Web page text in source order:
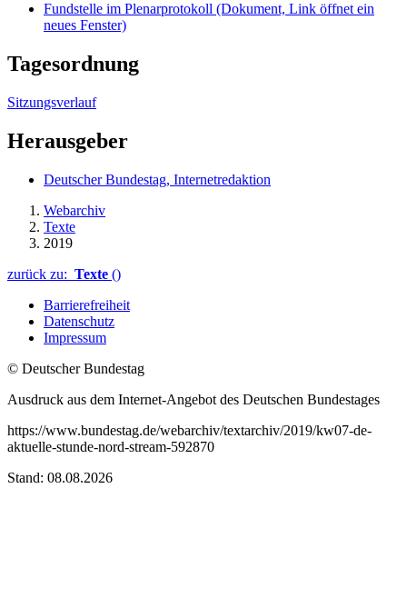
Fundstelle im Plenarprotokoll (Dokument, Link öffnet ein
neues Fenster)
Tagesordnung
Sitzungsverlauf
Herausgeber
Deutscher Bundestag, Internetredaktion
Webarchiv
Texte
2019
zurück zu: Texte ()
Barrierefreiheit
Datenschutz
Impressum
© Deutscher Bundestag
Ausdruck aus dem Internet-Angebot des Deutschen Bundestages
https://www.bundestag.de/webarchiv/textarchiv/2019/kw07-de-
aktuelle-stunde-nord-stream-592870
Stand: 08.08.2026